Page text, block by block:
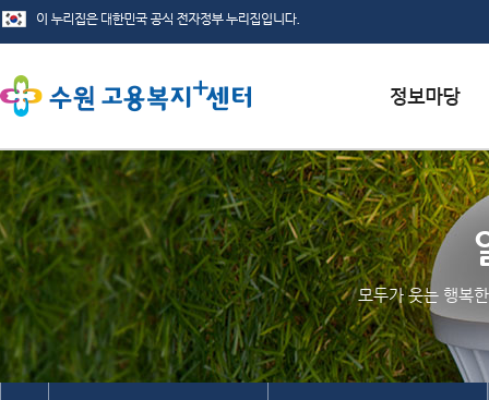
서식자료실
채용정보
인재정보
관련사이트
모두가 웃는 행복